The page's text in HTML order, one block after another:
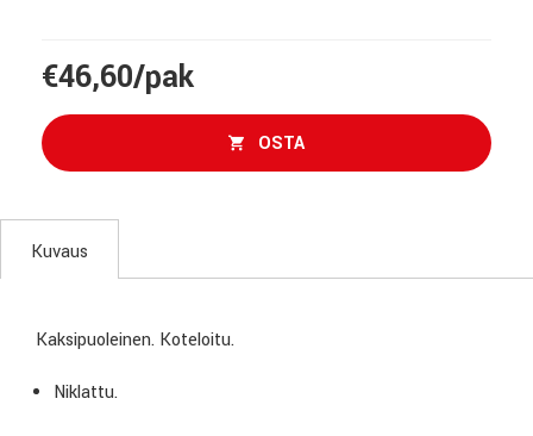
€46,60/pak
OSTA
Kuvaus
Kaksipuoleinen. Koteloitu.
Niklattu.